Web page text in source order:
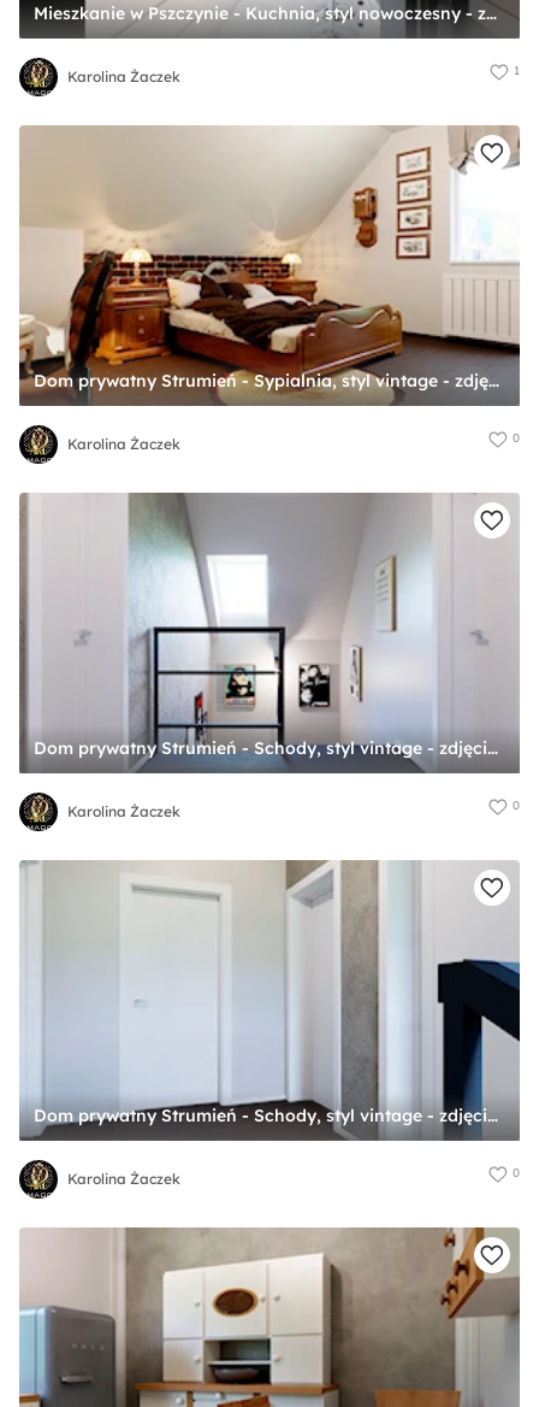
Mieszkanie w Pszczynie - Kuchnia, styl nowoczesny - zdjęcie od Karolina Żaczek
Karolina Żaczek 1
Dom prywatny Strumień - Sypialnia, styl vintage - zdjęcie od Karolina Żaczek
Karolina Żaczek 0
Dom prywatny Strumień - Schody, styl vintage - zdjęcie od Karolina Żaczek
Karolina Żaczek 0
Dom prywatny Strumień - Schody, styl vintage - zdjęcie od Karolina Żaczek
Karolina Żaczek 0